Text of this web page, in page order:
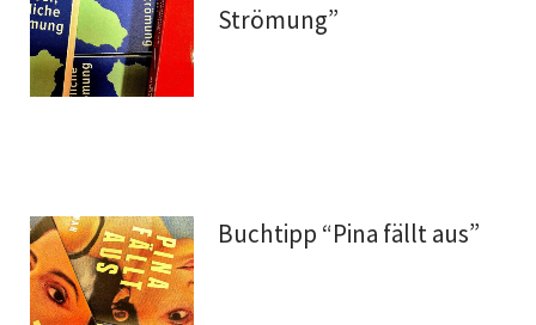
Strömung”
Buchtipp “Pina fällt aus”